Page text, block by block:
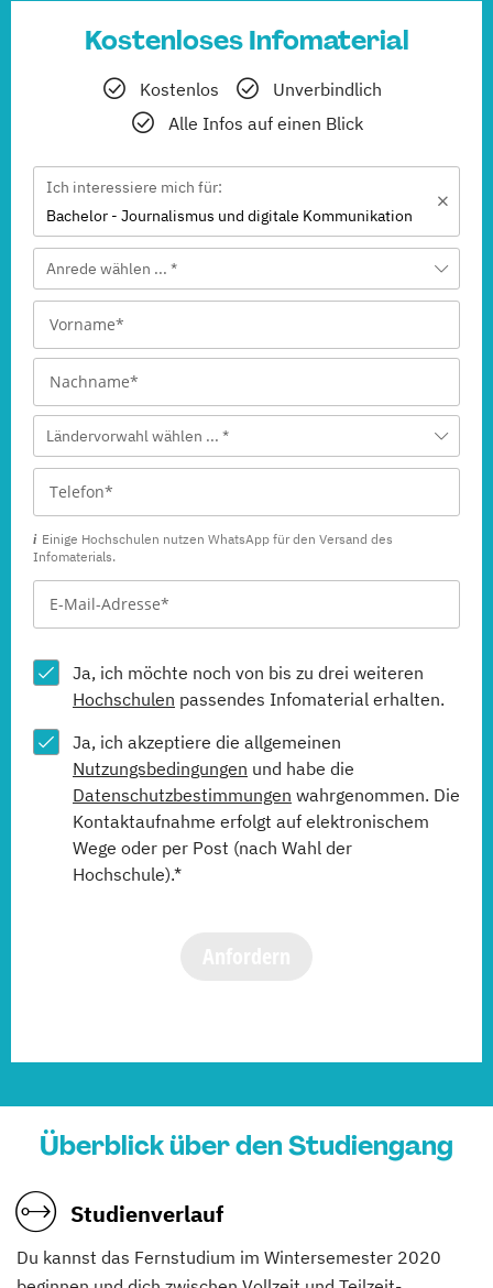
Kostenloses Infomaterial
Kostenlos
Unverbindlich
Alle Infos auf einen Blick
Ich interessiere mich für:
Bachelor - Journalismus und digitale Kommunikation
Anrede wählen ... *
Ländervorwahl wählen ... *
Einige Hochschulen nutzen WhatsApp für den Versand des
Infomaterials.
Ja, ich möchte noch von bis zu drei weiteren
Hochschulen passendes Infomaterial erhalten.
Ja, ich akzeptiere die allgemeinen
Nutzungsbedingungen und habe die
Datenschutzbestimmungen wahrgenommen. Die
Kontaktaufnahme erfolgt auf elektronischem
Wege oder per Post (nach Wahl der
Hochschule).*
Überblick über den Studiengang
Studienverlauf
Du kannst das Fernstudium im Wintersemester 2020